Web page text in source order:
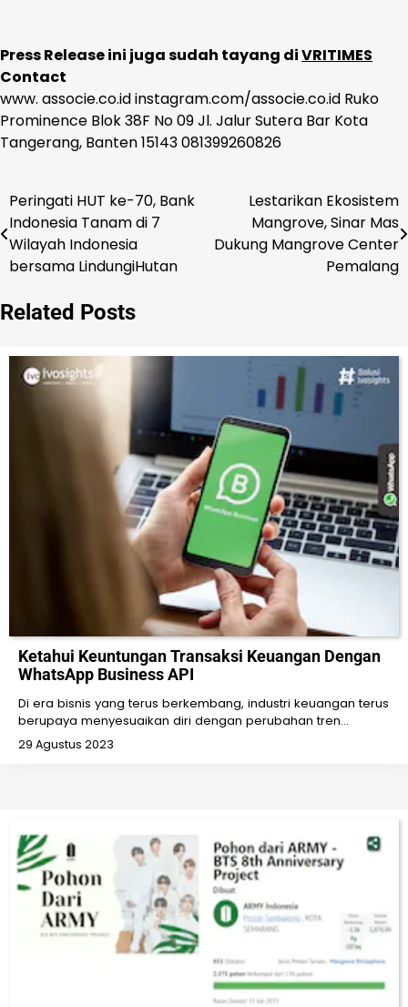
Press Release ini juga sudah tayang diVRITIMES
Contact
www. associe.co.id instagram.com/associe.co.id Ruko
Prominence Blok 38F No 09 Jl. Jalur Sutera Bar Kota
Tangerang, Banten 15143 081399260826
Navigasi
pos
Peringati HUT ke-70, Bank
Indonesia Tanam di 7
Wilayah Indonesia
bersama LindungiHutan
Lestarikan Ekosistem
Mangrove, Sinar Mas
Dukung Mangrove Center
Pemalang
Related Posts
Ketahui Keuntungan Transaksi Keuangan Dengan
WhatsApp Business API
Di era bisnis yang terus berkembang, industri keuangan terus
berupaya menyesuaikan diri dengan perubahan tren…
29 Agustus 2023